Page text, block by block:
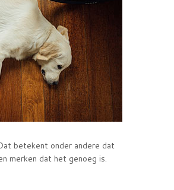
betekent onder andere dat
merken dat het genoeg is.